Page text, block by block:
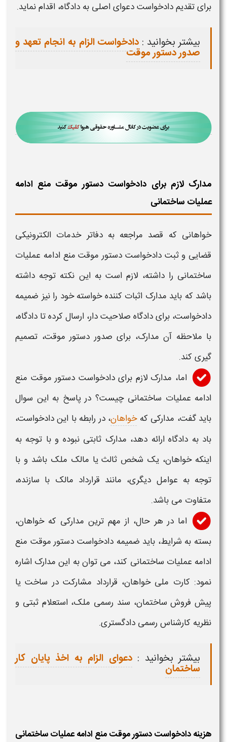
برای تقدیم دادخواست دعوای اصلی به دادگاه، اقدام نماید.
بیشتر بخوانید : دادخواست الزام به انجام تعهد و
صدور دستور موقت
مدارک لازم برای دادخواست دستور موقت منع ادامه
عملیات ساختمانی
خواهانی که قصد مراجعه به دفاتر خدمات الکترونیکی
قضایی و ثبتدادخواست دستور موقت منع ادامه عملیات
ساختمانی را داشته، لازم است به این نکته توجه داشته
باشد که باید مدارک اثبات کننده خواسته خود را نیز ضمیمه
دادخواست، برای دادگاه صلاحیت دار، ارسال کرده تا دادگاه،
با ملاحظه آن مدارک، برای صدور دستور موقت، تصمیم
گیری کند.
اما، مدارک لازم برایدادخواست دستور موقت منع
ادامه عملیات ساختمانیچیست؟ در پاسخ به این سوال
باید گفت، مدارکی کهخواهان، در رابطه با این دادخواست،
باد به دادگاه ارائه دهد، مدارک ثابتی نبوده و با توجه به
اینکه خواهان، یک شخص ثالث یا مالک ملک باشد و با
توجه به عوامل دیگری، مانند قرارداد مالک با سازنده،
متفاوت می باشد.
اما در هر حال، از مهم ترین مدارکی که خواهان،
بسته به شرایط، باید ضمیمهدادخواست دستور موقت منع
ادامه عملیات ساختمانی کند، می توان به این مدارک اشاره
نمود: کارت ملی خواهان، قرارداد مشارکت در ساخت یا
پیش فروش ساختمان، سند رسمی ملک، استعلام ثبتی و
نظریه کارشناس رسمی دادگستری.
بیشتر بخوانید : دعوای الزام به اخذ پایان کار
ساختمان
هزینه دادخواست دستور موقت منع ادامه عملیات ساختمانی